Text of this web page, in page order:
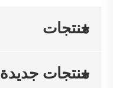
منتجات
منتجات جديدة